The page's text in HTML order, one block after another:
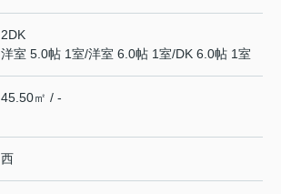
2DK
洋室 5.0帖 1室/洋室 6.0帖 1室/DK 6.0帖 1室
45.50㎡ / -
西